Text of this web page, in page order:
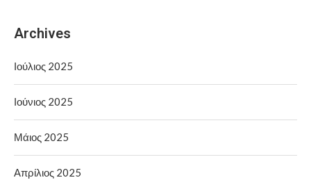
Archives
Ιούλιος 2025
Ιούνιος 2025
Μάιος 2025
Απρίλιος 2025